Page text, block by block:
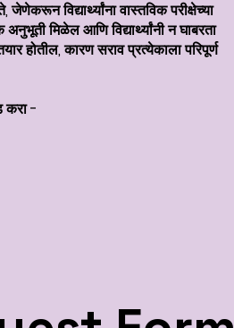
विद्यार्थ्यांना वास्तविक परीक्षेच्या
अनुभूती मिळेल आणि विद्यार्थ्यांनी न घाबरता
होतील, कारण सराव प्रत्येकाला परिपूर्ण
करा -